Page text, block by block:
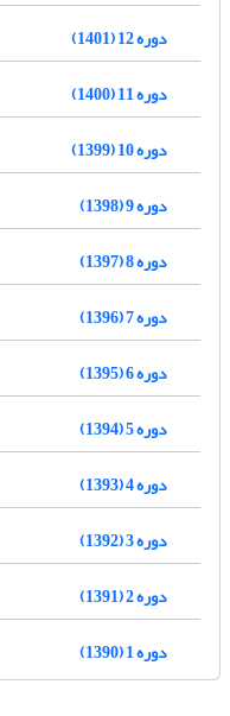
دوره 12 (1401)
دوره 11 (1400)
دوره 10 (1399)
دوره 9 (1398)
دوره 8 (1397)
دوره 7 (1396)
دوره 6 (1395)
دوره 5 (1394)
دوره 4 (1393)
دوره 3 (1392)
دوره 2 (1391)
دوره 1 (1390)